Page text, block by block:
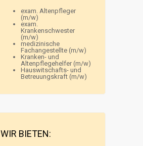
exam. Altenpfleger
(m/w)
exam.
Krankenschwester
(m/w)
medizinische
Fachangestellte (m/w)
Kranken- und
Altenpflegehelfer (m/w)
Hauswitschafts- und
Betreuungskraft (m/w)
WIR BIETEN: